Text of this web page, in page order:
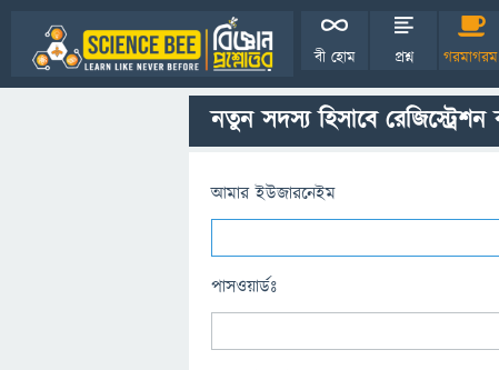
বী হোম প্রশ্ন
নতুন সদস্য হিসাবে
আমার ইউজারনেইম
পাসওয়ার্ডঃ